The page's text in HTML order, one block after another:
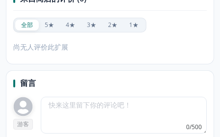
全部 5★ 4★ 3★ 2★ 1★
尚无人评价此扩展
留言
游客 0/500